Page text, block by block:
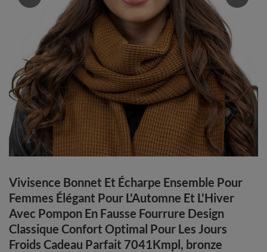
Vivisence Bonnet Et Écharpe Ensemble Pour
Femmes Élégant Pour L'Automne Et L'Hiver
Avec Pompon En Fausse Fourrure Design
Classique Confort Optimal Pour Les Jours
Froids Cadeau Parfait 7041Kmpl, bronze